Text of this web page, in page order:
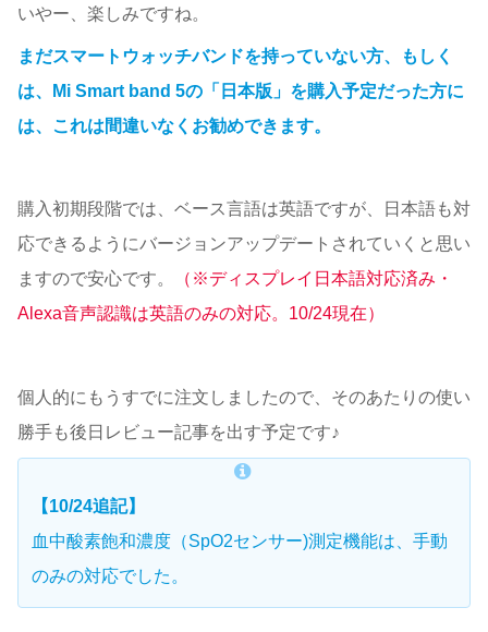
いやー、楽しみですね。
まだスマートウォッチバンドを持っていない方、もしく
は、Mi Smart band 5の「日本版」を購入予定だった方に
は、これは間違いなくお勧めできます。
購入初期段階では、ベース言語は英語ですが、日本語も対
応できるようにバージョンアップデートされていくと思い
ますので安心です。
（※ディスプレイ日本語対応済み・
Alexa音声認識は英語のみの対応。10/24現在）
個人的にもうすでに注文しましたので、そのあたりの使い
勝手も後日レビュー記事を出す予定です♪
【10/24追記】
血中酸素飽和濃度（SpO2センサー)測定機能は、手動
のみの対応でした。